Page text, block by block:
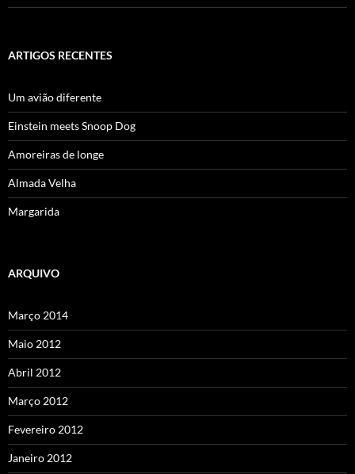
ARTIGOS RECENTES
Um avião diferente
Einstein meets Snoop Dog
Amoreiras de longe
Almada Velha
Margarida
ARQUIVO
Março 2014
Maio 2012
Abril 2012
Março 2012
Fevereiro 2012
Janeiro 2012